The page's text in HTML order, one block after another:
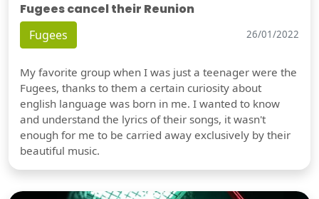
Fugees cancel their Reunion
Fugees 26/01/2022
My favorite group when I was just a teenager were the
Fugees, thanks to them a certain curiosity about
english language was born in me. I wanted to know
and understand the lyrics of their songs, it wasn't
enough for me to be carried away exclusively by their
beautiful music.